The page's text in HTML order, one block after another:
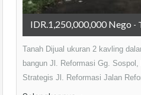
IDR.1,250,000,000 Nego -
Tanah Dijual ukuran 2 kavling
bangun Jl. Reformasi Gg.
Strategis Jl. Reformasi Jalan